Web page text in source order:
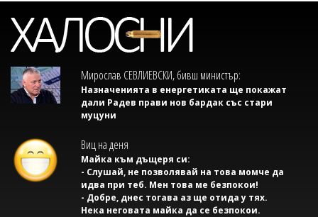
Мирослав СЕВЛИЕВСКИ, бивш министър:
Назначенията в енергетиката ще покажат
дали Радев прави нов бардак със стари
муцуни
Виц на деня
Майка към дъщеря си:
- Слушай, не позволявай на това момче да
идва при теб. Мен това ме безпокои!
- Добре, днес тогава аз ще отида у тях.
Нека неговата майка да се безпокои.